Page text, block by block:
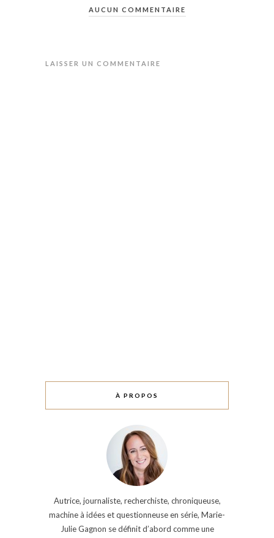
AUCUN COMMENTAIRE
LAISSER UN COMMENTAIRE
À PROPOS
Autrice, journaliste, recherchiste, chroniqueuse,
machine à idées et questionneuse en série, Marie-
Julie Gagnon se définit d’abord comme une